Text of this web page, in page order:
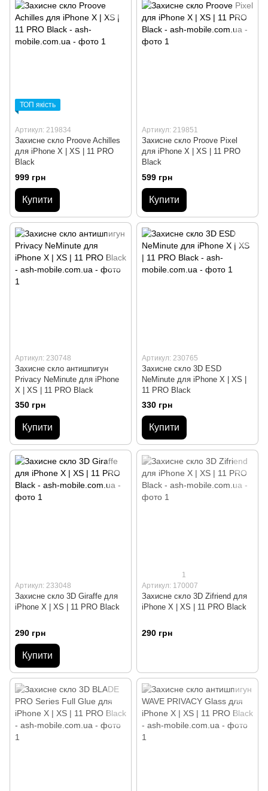
ТОП якість
Артикул: 219834
Захисне скло Proove Achilles
для iPhone X | XS | 11 PRO
Black
999 грн
Купити
Артикул: 219851
Захисне скло Proove Pixel
для iPhone X | XS | 11 PRO
Black
599 грн
Купити
Артикул: 230748
Захисне скло антишпигун
Privacy NeMinute для iPhone
X | XS | 11 PRO Black
350 грн
Купити
Артикул: 230765
Захисне скло 3D ESD
NeMinute для iPhone X | XS |
11 PRO Black
330 грн
Купити
Артикул: 233048
Захисне скло 3D Giraffe для
iPhone X | XS | 11 PRO Black
290 грн
Купити
1
Артикул: 170007
Захисне скло 3D Zifriend для
iPhone X | XS | 11 PRO Black
290 грн